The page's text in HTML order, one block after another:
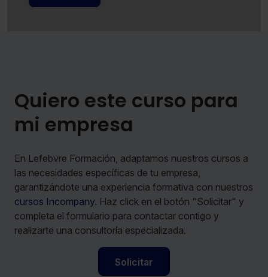
Quiero este curso para
mi empresa
En Lefebvre Formación, adaptamos nuestros cursos a
las necesidades específicas de tu empresa,
garantizándote una experiencia formativa con nuestros
cursos Incompany. Haz click en el botón "Solicitar" y
completa el formulario para contactar contigo y
realizarte una consultoría especializada.
Solicitar